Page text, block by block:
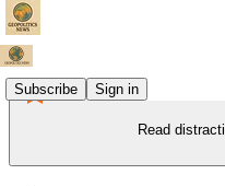
Subscribe Sign in
Read